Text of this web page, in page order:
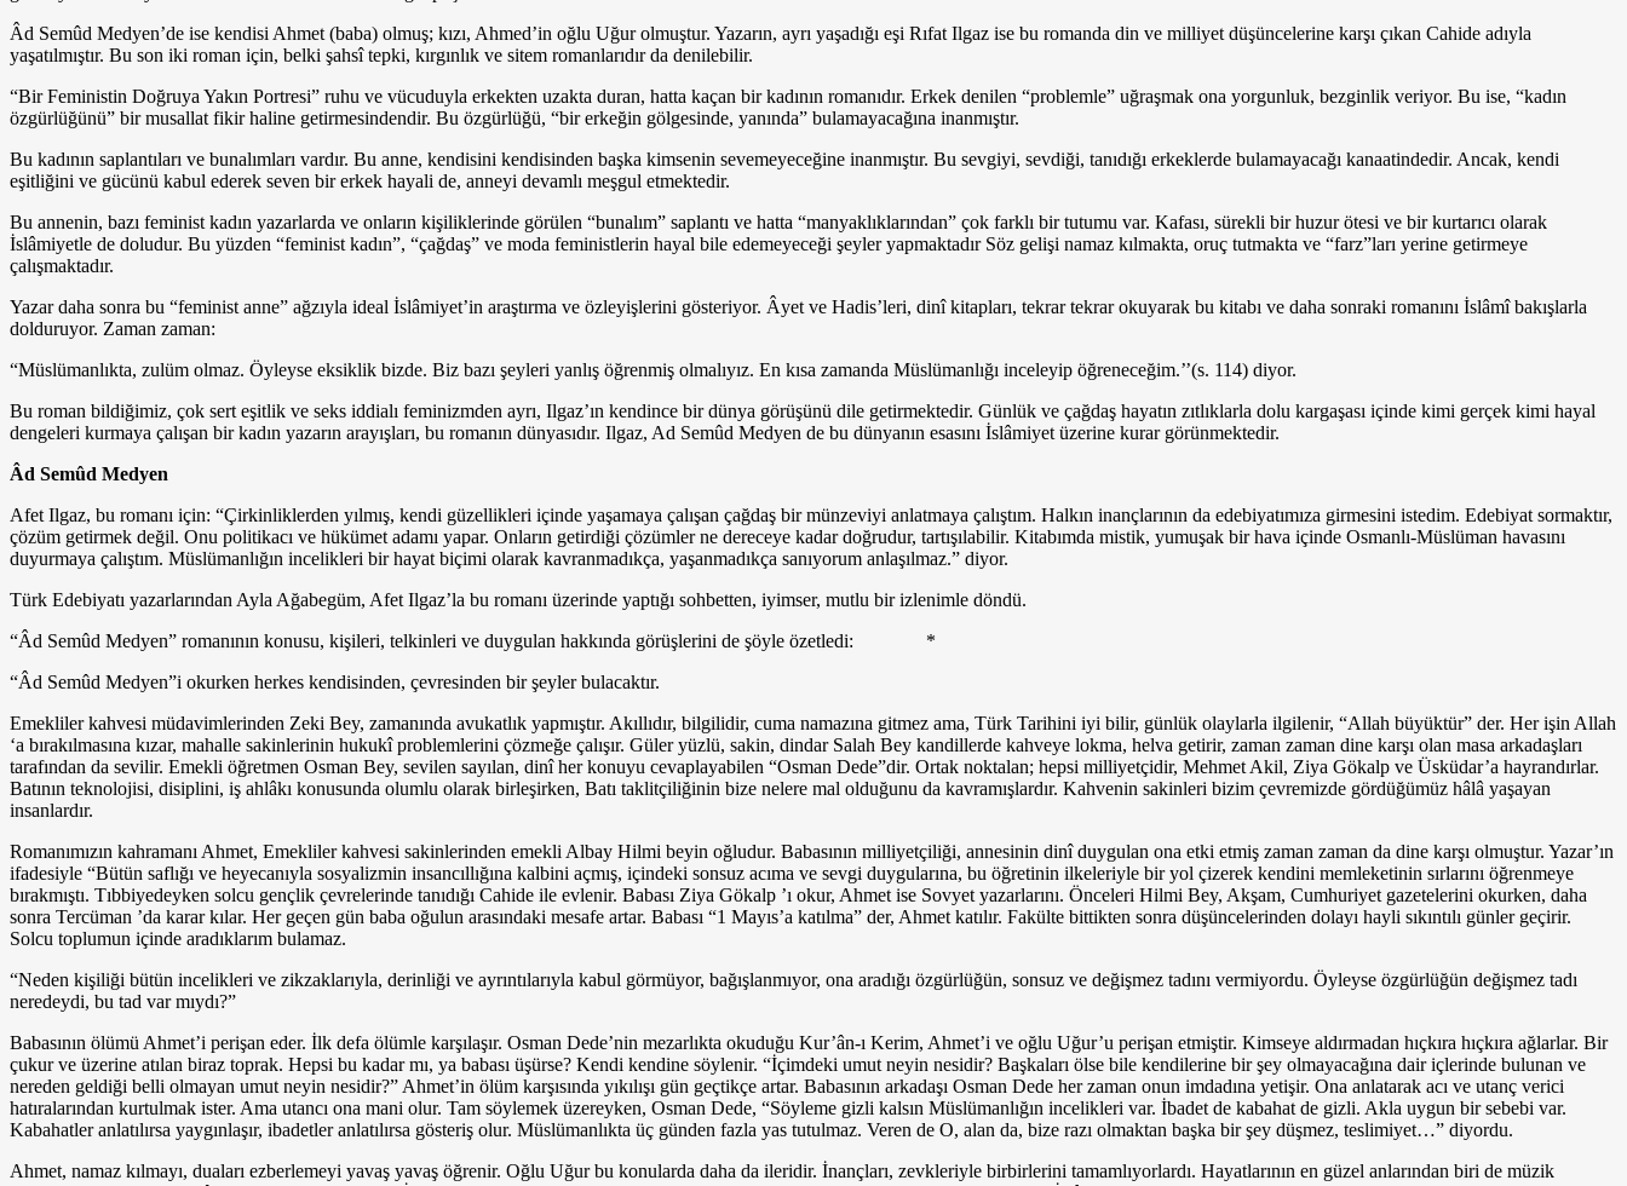
Âd Semûd Medyen’de ise kendisi Ahmet (baba) olmuş; kızı, Ahmed’in oğlu Uğur olmuştur. Yazarın, ayrı yaşadığı eşi Rıfat Ilgaz ise bu romanda din ve milli­yet düşüncelerine karşı çıkan Cahide adıyla
yaşatılmıştır. Bu son iki roman için, belki şahsî tepki, kırgınlık ve sitem romanlarıdır da denilebilir.
“Bir Feministin Doğruya Yakın Portresi” ruhu ve vücuduyla erkekten uzakta duran, hatta kaçan bir kadının romanıdır. Erkek denilen “problemle” uğraşmak ona yorgunluk, bezginlik veriyor. Bu ise, “kadın
özgürlüğünü” bir musallat fikir haline getirmesindendir. Bu özgürlüğü, “bir erkeğin gölgesinde, yanında” bula­mayacağına inanmıştır.
Bu kadının saplantıları ve bunalımları vardır. Bu anne, kendisini kendisinden başka kimsenin sevemeyeceğine inanmıştır. Bu sevgiyi, sevdiği, tanıdığı erkek­lerde bulamayacağı kanaatindedir. Ancak, kendi
eşitliğini ve gücünü kabul ede­rek seven bir erkek hayali de, anneyi devamlı meşgul etmektedir.
Bu annenin, bazı feminist kadın yazarlarda ve onların kişiliklerinde görülen “bunalım” saplantı ve hatta “manyaklıklarından” çok farklı bir tutumu var. Kafa­sı, sürekli bir huzur ötesi ve bir kurtarıcı olarak
İslâmiyetle de doludur. Bu yüz­den “feminist kadın”, “çağdaş” ve moda feministlerin hayal bile edemeyeceği şey­ler yapmaktadır Söz gelişi namaz kılmakta, oruç tutmakta ve “farz”ları yerine ge­tirmeye
çalışmaktadır.
Yazar daha sonra bu “feminist anne” ağzıyla ideal İslâmiyet’in araştırma ve öz­leyişlerini gösteriyor. Âyet ve Hadis’leri, dinî kitapları, tekrar tekrar okuyarak bu kitabı ve daha sonraki romanını İslâmî bakışlarla
dolduruyor. Zaman zaman:
“Müslümanlıkta, zulüm olmaz. Öyleyse eksiklik bizde. Biz bazı şeyleri yanlış öğrenmiş olmalıyız. En kısa zamanda Müslümanlığı inceleyip öğreneceğim.’’(s. 114) diyor.
Bu roman bildiğimiz, çok sert eşitlik ve seks iddialı feminizmden ayrı, Ilgaz’ın kendince bir dünya görüşünü dile getirmektedir. Günlük ve çağdaş hayatın zıtlık­larla dolu kargaşası içinde kimi gerçek kimi hayal
dengeleri kurmaya çalışan bir kadın yazarın arayışları, bu romanın dünyasıdır. Ilgaz, Ad Semûd Medyen de bu dünyanın esasını İslâmiyet üzerine kurar görünmektedir.
Âd Semûd Medyen
Afet Ilgaz, bu romanı için: “Çirkinliklerden yılmış, kendi güzellikleri içinde ya­şamaya çalışan çağdaş bir münzeviyi anlatmaya çalıştım. Halkın inançlarının da edebiyatımıza girmesini istedim. Edebiyat sormaktır,
çözüm getirmek değil. Onu politikacı ve hükümet adamı yapar. Onların getirdiği çözümler ne dereceye kadar doğrudur, tartışılabilir. Kitabımda mistik, yumuşak bir hava içinde Osmanlı-Müslüman havasını
duyurmaya çalıştım. Müslümanlığın incelikleri bir hayat biçimi olarak kavranmadıkça, yaşanmadıkça sanıyorum anlaşılmaz.” diyor.
Türk Edebiyatı yazarlarından Ayla Ağabegüm, Afet Ilgaz’la bu romanı üzerin­de yaptığı sohbetten, iyimser, mutlu bir izlenimle döndü.
“Âd Semûd Medyen” romanının konusu, kişileri, telkinleri ve duygulan hak­kında görüşlerini de şöyle özetledi: *
“Âd Semûd Medyen”i okurken herkes kendisinden, çevresinden bir şeyler bu­lacaktır.
Emekliler kahvesi müdavimlerinden Zeki Bey, zamanında avukatlık yapmış­tır. Akıllıdır, bilgilidir, cuma namazına gitmez ama, Türk Tarihini iyi bilir, günlük olaylarla ilgilenir, “Allah büyüktür” der. Her işin Allah
‘a bırakılmasına kızar, ma­halle sakinlerinin hukukî problemlerini çözmeğe çalışır. Güler yüzlü, sakin, din­dar Salah Bey kandillerde kahveye lokma, helva getirir, zaman zaman dine karşı olan masa arkadaşları
tarafından da sevilir. Emekli öğretmen Osman Bey, sevilen sayılan, dinî her konuyu cevaplayabilen “Osman Dede”dir. Ortak noktalan; hepsi milliyetçidir, Mehmet Akil, Ziya Gökalp ve Üsküdar’a hayrandırlar.
Batının tekno­lojisi, disiplini, iş ahlâkı konusunda olumlu olarak birleşirken, Batı taklitçiliğinin bize nelere mal olduğunu da kavramışlardır. Kahvenin sakinleri bizim çevremiz­de gördüğümüz hâlâ yaşayan
insanlardır.
Romanımızın kahramanı Ahmet, Emekliler kahvesi sakinlerinden emekli Al­bay Hilmi beyin oğludur. Babasının milliyetçiliği, annesinin dinî duygulan ona etki etmiş zaman zaman da dine karşı olmuştur. Yazar’ın
ifadesiyle “Bütün saflı­ğı ve heyecanıyla sosyalizmin insancıllığına kalbini açmış, içindeki sonsuz acıma ve sevgi duygularına, bu öğretinin ilkeleriyle bir yol çizerek kendini memleketi­nin sırlarını öğrenmeye
bırakmıştı. Tıbbiyedeyken solcu gençlik çevrelerinde ta­nıdığı Cahide ile evlenir. Babası Ziya Gökalp ’ı okur, Ahmet ise Sovyet yazarlarını. Önceleri Hilmi Bey, Akşam, Cumhuriyet gazetelerini okurken, daha
sonra Tercü­man ’da karar kılar. Her geçen gün baba oğulun arasındaki mesafe artar. Babası “1 Mayıs’a katılma” der, Ahmet katılır. Fakülte bittikten sonra düşüncelerinden dolayı hayli sıkıntılı günler geçirir.
Solcu toplumun içinde aradıklarım bulamaz.
“Neden kişiliği bütün incelikleri ve zikzaklarıyla, derinliği ve ayrıntılarıyla ka­bul görmüyor, bağışlanmıyor, ona aradığı özgürlüğün, sonsuz ve değişmez tadını vermiyordu. Öyleyse özgürlüğün değişmez tadı
neredeydi, bu tad var mıydı?”
Babasının ölümü Ahmet’i perişan eder. İlk defa ölümle karşılaşır. Osman Dede’nin mezarlıkta okuduğu Kur’ân-ı Kerim, Ahmet’i ve oğlu Uğur’u perişan etmiş­tir. Kimseye aldırmadan hıçkıra hıçkıra ağlarlar. Bir
çukur ve üzerine atılan biraz toprak. Hepsi bu kadar mı, ya babası üşürse? Kendi kendine söylenir. “İçimdeki umut neyin nesidir? Başkaları ölse bile kendilerine bir şey olmayacağına dair iç­lerinde bulunan ve
nereden geldiği belli olmayan umut neyin nesidir?” Ahmet’in ölüm karşısında yıkılışı gün geçtikçe artar. Babasının arkadaşı Osman Dede her zaman onun imdadına yetişir. Ona anlatarak acı ve utanç verici
hatıralarından kurtulmak ister. Ama utancı ona mani olur. Tam söylemek üzereyken, Osman De­de, “Söyleme gizli kalsın Müslümanlığın incelikleri var. İbadet de kabahat de giz­li. Akla uygun bir sebebi var.
Kabahatler anlatılırsa yaygınlaşır, ibadetler anlatı­lırsa gösteriş olur. Müslümanlıkta üç günden fazla yas tutulmaz. Veren de O, alan da, bize razı olmaktan başka bir şey düşmez, teslimiyet…” diyordu.
Ahmet, namaz kılmayı, duaları ezberlemeyi yavaş yavaş öğrenir. Oğlu Uğur bu konularda daha da ileridir. İnançları, zevkleriyle birbirlerini tamamlıyorlardı. Ha­yatlarının en güzel anlarından biri de müzik